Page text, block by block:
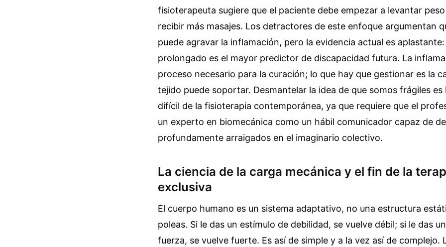
fisioterapeuta sugiere que el paciente debe empezar a levantar
recibir más masajes. Los detractores de este enfoque argumentan
puede agravar la inflamación, pero la evidencia actual es
prolongado es el mayor predictor de discapacidad futura. La
proceso necesario para la curación; lo que hay que gestionar es la
tejido puede soportar. Desmantelar la idea de que somos frágiles es
difícil de la fisioterapia contemporánea, ya que requiere que el
un experto en biomecánica como un hábil comunicador capaz de
profundamente arraigados en el imaginario colectivo.
La ciencia de la carga mecánica y el fin de la
exclusiva
El cuerpo humano es un sistema adaptativo, no una estructura
poleas. Si le das un estímulo de debilidad, se vuelve débil; si le das
fuerza, se vuelve fuerte. Es así de simple y a la vez así de complejo.